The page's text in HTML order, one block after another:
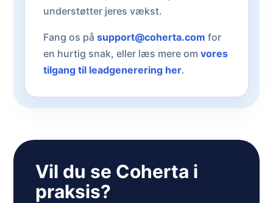
understøtter jeres vækst.
Fang os på support@coherta.com for
en hurtig snak, eller læs mere om vores
tilgang til leadgenerering her.
Vil du se Coherta i
praksis?